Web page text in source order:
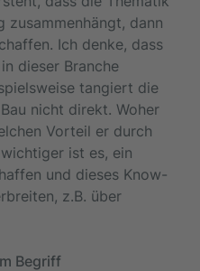
zusammenhängt, dann
Ich denke, dass
dieser Branche
tangiert die
nicht direkt. Woher
Vorteil er durch
ist es, ein
und dieses Know-
z.B. über
Begriff